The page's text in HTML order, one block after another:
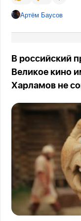
Артём Баусов
В российский
Великое кино
Харламов не